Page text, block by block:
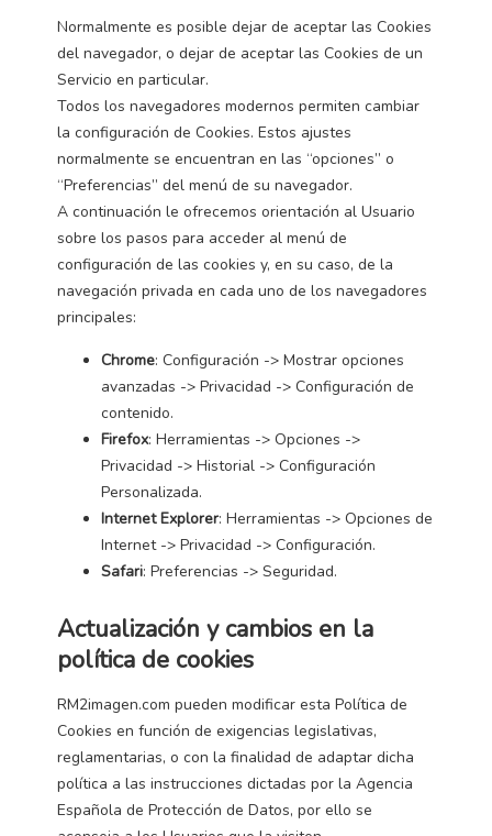
Normalmente es posible dejar de aceptar las Cookies
del navegador, o dejar de aceptar las Cookies de un
Servicio en particular.
Todos los navegadores modernos permiten cambiar
la configuración de Cookies. Estos ajustes
normalmente se encuentran en las “opciones” o
“Preferencias” del menú de su navegador.
A continuación le ofrecemos orientación al Usuario
sobre los pasos para acceder al menú de
configuración de las cookies y, en su caso, de la
navegación privada en cada uno de los navegadores
principales:
Chrome: Configuración -> Mostrar opciones
avanzadas -> Privacidad -> Configuración de
contenido.
Firefox: Herramientas -> Opciones ->
Privacidad -> Historial -> Configuración
Personalizada.
Internet Explorer: Herramientas -> Opciones de
Internet -> Privacidad -> Configuración.
Safari: Preferencias -> Seguridad.
Actualización y cambios en la
política de cookies
RM2imagen.com pueden modificar esta Política de
Cookies en función de exigencias legislativas,
reglamentarias, o con la finalidad de adaptar dicha
política a las instrucciones dictadas por la Agencia
Española de Protección de Datos, por ello se